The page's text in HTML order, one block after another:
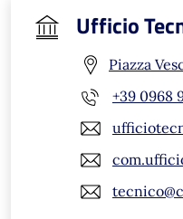
Ufficio
Piazza
+39 0968